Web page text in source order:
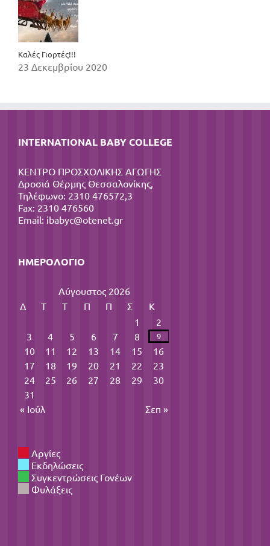
Καλές Γιορτές!!!
23 Δεκεμβρίου 2020
INTERNATIONAL BABY COLLEGE
ΚΕΝΤΡΟ ΠΡΟΣΧΟΛΙΚΗΣ ΑΓΩΓΗΣ
Δροσιά Θέρμης Θεσσαλονίκης,
Τηλέφωνο: 2310 476572,3
Fax: 2310 476560
Email: ibabyc@otenet.gr
ΗΜΕΡΟΛΌΓΙΟ
Αύγουστος 2026
Δ
Τ Τ Π Π Σ
Κ
1
2
3
4 5 6 7 8 9
10 11 12 13 14 15
16
17
18 19 20 21 22
23
24
25 26 27 28 29
30
31
« Ιούλ
Σεπ »
Αργίες
Εκδηλώσεις
Συγκεντρώσεις Γονέων
Φυλάξεις